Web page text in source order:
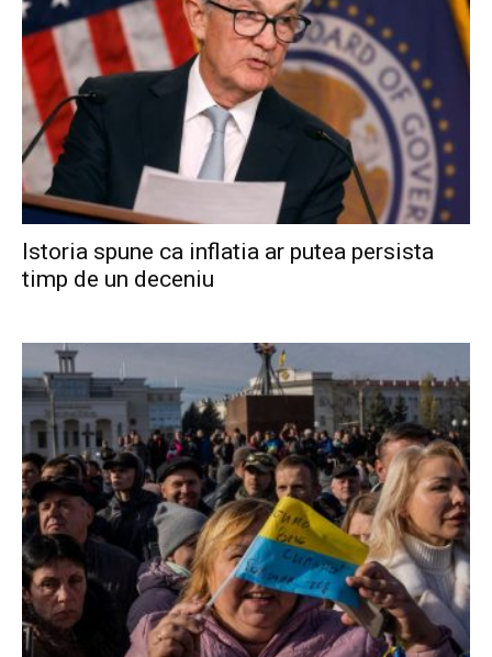
Istoria spune ca inflatia ar putea persista
timp de un deceniu